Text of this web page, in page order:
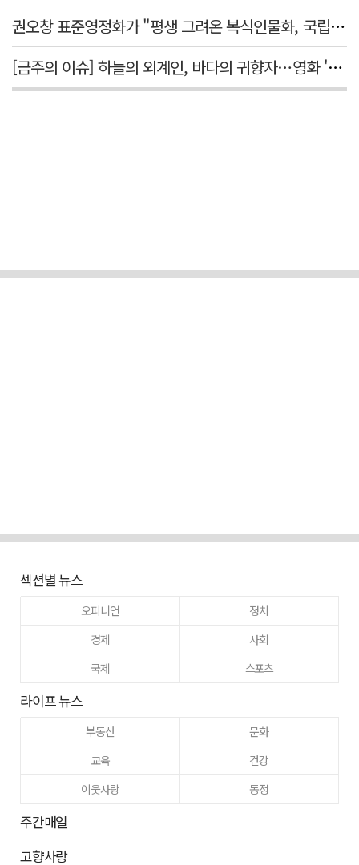
권오창 표준영정화가 "평생 그려온 복식인물화, 국립대구박물관에서 가치 있게 활용되길"
[금주의 이슈] 하늘의 외계인, 바다의 귀향자…영화 '호프'와 '오디세이'
섹션별 뉴스
오피니언
정치
경제
사회
국제
스포츠
라이프 뉴스
부동산
문화
교육
건강
이웃사랑
동정
주간매일
고향사랑